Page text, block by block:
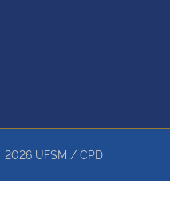
2026 UFSM / CPD